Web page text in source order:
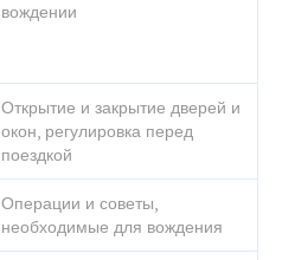
вождении
Открытие и закрытие дверей и
окон, регулировка перед
поездкой
Операции и советы,
необходимые для вождения